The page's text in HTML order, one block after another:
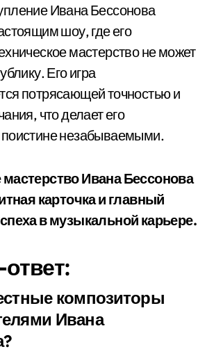
Ивана Бессонова
шоу, где его
мастерство не может
Его игра
потрясающей точностью и
что делает его
незабываемыми.
мастерство Ивана Бессонова
карточка и главный
в музыкальной карьере.
композиторы
Ивана